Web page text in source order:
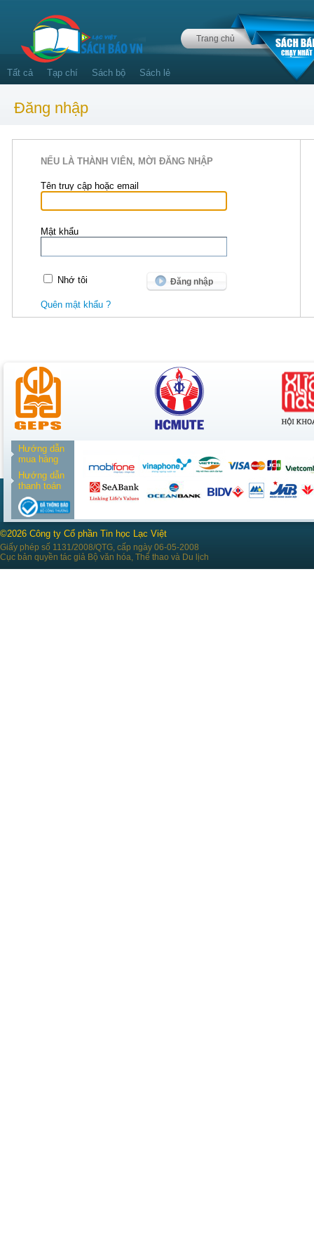
Trang chủ
Tất cả Tạp chí Sách bộ Sách lẻ
Đăng nhập
NẾU LÀ THÀNH VIÊN, MỜI ĐĂNG NHẬP
Tên truy cập hoặc email
Mật khẩu
Nhớ tôi
Quên mật khẩu ?
Hướng dẫn
mua hàng
Hướng dẫn
thanh toán
©2026 Công ty Cổ phần Tin học Lạc Việt
Giấy phép số 1131/2008/QTG, cấp ngày 06-05-2008
Cục bản quyền tác giả Bộ văn hóa, Thể thao và Du lịch